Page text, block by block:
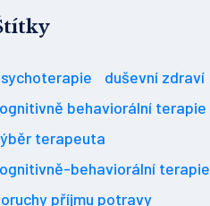
duševní zdraví
behaviorální terapie
terapeuta
behaviorální terapie
příjmu potravy